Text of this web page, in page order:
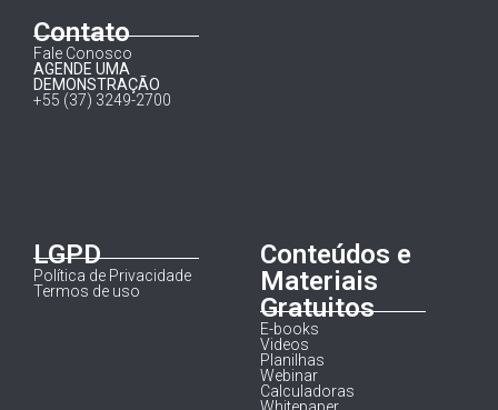
Contato
Fale Conosco
AGENDE UMA
DEMONSTRAÇÃO
+55 (37) 3249-2700
LGPD
Política de Privacidade
Termos de uso
Conteúdos e
Materiais
Gratuitos
E-books
Videos
Planilhas
Webinar
Calculadoras